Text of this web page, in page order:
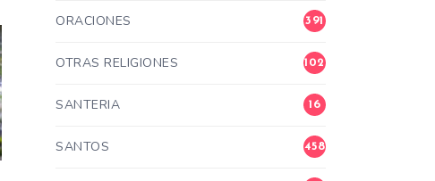
ORACIONES 391
OTRAS RELIGIONES 102
SANTERIA 16
SANTOS 458